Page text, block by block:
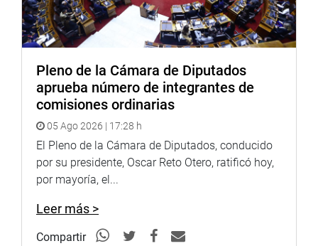
Pleno de la Cámara de Diputados
aprueba número de integrantes de
comisiones ordinarias
05 Ago 2026 | 17:28 h
El Pleno de la Cámara de Diputados, conducido
por su presidente, Oscar Reto Otero, ratificó hoy,
por mayoría, el...
Leer más >
Compartir